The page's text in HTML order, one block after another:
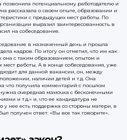
потенциальному работодателю и
рассказала о своем опыте, образовании и
с предыдущих мест работы. По
выразил заинтересованность в
на собеседование.
в назначенный день и прошла
кадров. По итогу он отметил, что им как
она с таким образованием, опытом и
работы. А в конце собеседования, уже
для данной вакансии, он, между
наличии детей и т.д. Она
что получила комментарий с посылом
очередная мамочка с бесконечными
и т.д.» и, что ее кандидатура не
у нее есть поддержка со стороны матери, в
получен ответ: «Вы все так говорите».